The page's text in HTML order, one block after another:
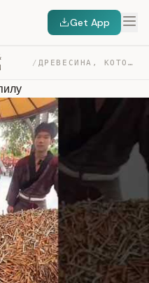
Get App
/ ДРЕВЕСИНА, КОТОРАЯ СТАЧИВАЕТ ПИЛУ — TRANSCRIPT